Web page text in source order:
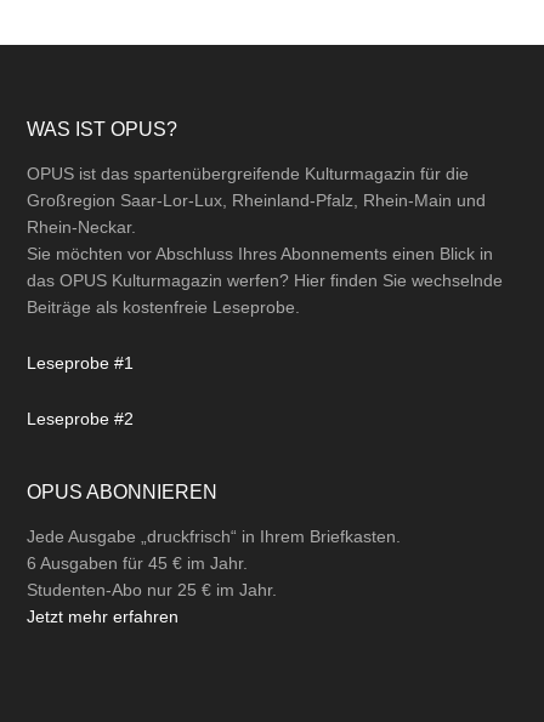
Footer
WAS IST OPUS?
OPUS ist das spartenübergreifende Kulturmagazin für die
Großregion Saar-Lor-Lux, Rheinland-Pfalz, Rhein-Main und
Rhein-Neckar.
Sie möchten vor Abschluss Ihres Abonnements einen Blick in
das OPUS Kulturmagazin werfen? Hier finden Sie wechselnde
Beiträge als kostenfreie Leseprobe.
Leseprobe #1
Leseprobe #2
OPUS ABONNIEREN
Jede Ausgabe „druckfrisch“ in Ihrem Briefkasten.
6 Ausgaben für 45 € im Jahr.
Studenten-Abo nur 25 € im Jahr.
Jetzt mehr erfahren